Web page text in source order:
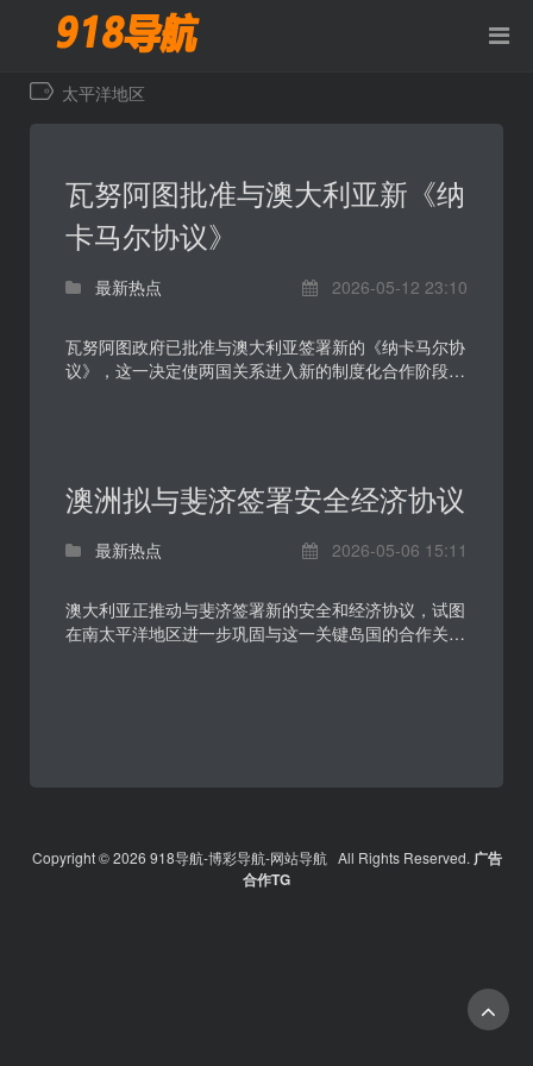
太平洋地区
瓦努阿图批准与澳大利亚新《纳
卡马尔协议》
最新热点 2026-05-12 23:10
瓦努阿图政府已批准与澳大利亚签署新的《纳卡马尔协
议》，这一决定使两国关系进入新的制度化合作阶段。
澳洲拟与斐济签署安全经济协议
最新热点 2026-05-06 15:11
澳大利亚正推动与斐济签署新的安全和经济协议，试图
在南太平洋地区进一步巩固与这一关键岛国的合作关
Copyright © 2026 918导航-博彩导航-网站导航 All Rights Reserved. 广告
合作TG